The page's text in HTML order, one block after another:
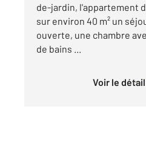
de-jardin, l'appartement
sur environ 40 m² un
ouverte, une chambre
de bains ...
Voir le